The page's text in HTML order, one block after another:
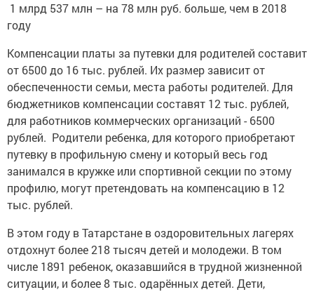
1 млрд 537 млн – на 78 млн руб. больше, чем в 2018
году
Компенсации платы за путевки для родителей составит
от 6500 до 16 тыс. рублей. Их размер зависит от
обеспеченности семьи, места работы родителей. Для
бюджетников компенсации составят 12 тыс. рублей,
для работников коммерческих организаций - 6500
рублей. Родители ребенка, для которого приобретают
путевку в профильную смену и который весь год
занимался в кружке или спортивной секции по этому
профилю, могут претендовать на компенсацию в 12
тыс. рублей.
В этом году в Татарстане в оздоровительных лагерях
отдохнут более 218 тысяч детей и молодежи. В том
числе 1891 ребенок, оказавшийся в трудной жизненной
ситуации, и более 8 тыс. одарённых детей. Дети,